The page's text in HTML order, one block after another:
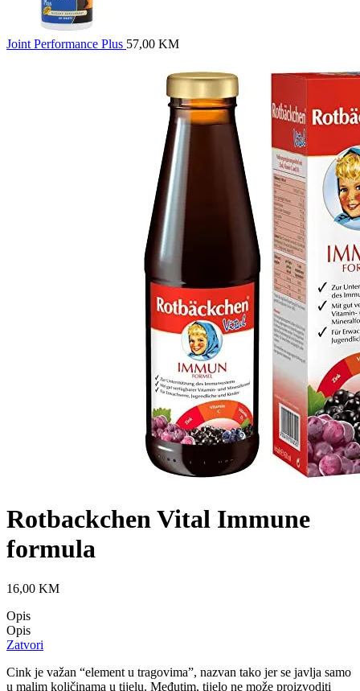
Joint Performance Plus 57,00 KM
Rotbackchen Vital Immune
formula
16,00 KM
Opis
Opis
Zatvori
Cink je važan “element u tragovima”, nazvan tako jer se javlja samo
u malim količinama u tijelu. Međutim, tijelo ne može proizvoditi